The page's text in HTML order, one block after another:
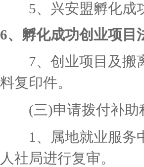
5、兴安盟孵化成
6、孵化成功创业项目
7、创业项目及搬离
料复印件。
(三)申请拨付补助
1、属地就业服务中
人社局进行复审。